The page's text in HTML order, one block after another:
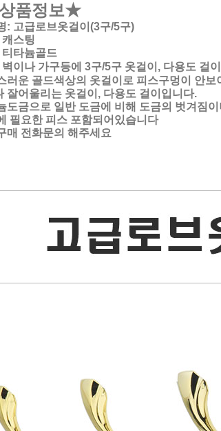
품정보★
: 고급로브옷걸이(3구/5구)
스팅
타늄골드
이나 가구등에 3구/5구 옷걸이, 다용도 걸
운 골드색상의 옷걸이로 피스구멍이 안보
잘어울리는 옷걸이, 다용도 걸이입니다.
금으로 일반 도금에 비해 도금의 벗겨짐
필요한 피스 포함되어있습니다
매 전화문의 해주세요